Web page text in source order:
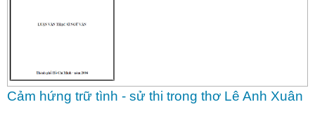
Cảm hứng trữ tình - sử thi trong thơ Lê Anh Xuân